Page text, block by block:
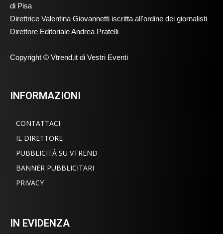
di Pisa
Direttrice Valentina Giovannetti iscritta all'ordine dei giornalisti
Direttore Editoriale Andrea Pratelli
Copyright © Vtrend.it di Vestri Eventi
INFORMAZIONI
CONTATTACI
IL DIRETTORE
PUBBLICITÀ SU VTREND
BANNER PUBBLICITARI
PRIVACY
IN EVIDENZA